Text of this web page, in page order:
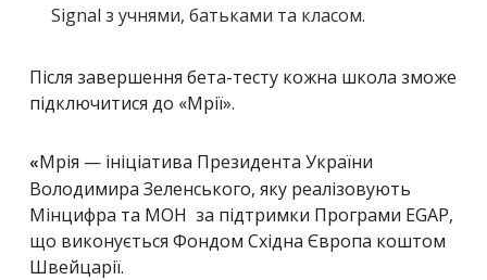
Signal з учнями, батьками та класом.
Після завершення бета-тесту кожна школа зможе
підключитися до «Мрії».
«Мрія — ініціатива Президента України
Володимира Зеленського, яку реалізовують
Мінцифра та МОН за підтримки Програми EGAP,
що виконується Фондом Східна Європа коштом
Швейцарії.